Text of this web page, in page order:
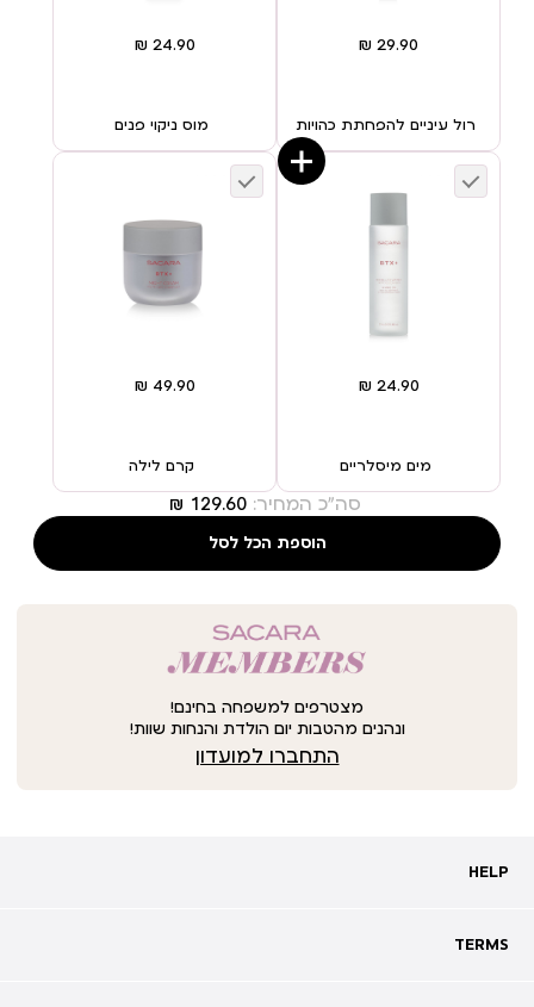
רול עיניים להפחתת כהויות מוס ניקוי פנים
מים מיסלריים קרם לילה
סה"כ המחיר:
הוספת הכל לסל
מצטרפים למשפחה בחינם!
ונהנים מהטבות יום הולדת והנחות שוות!
התחברו למועדון
HELP
HELP
שאלות ותשובות
TERMS
TERMS